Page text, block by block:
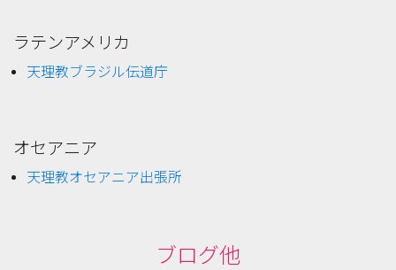
ラテンアメリカ
天理教ブラジル伝道庁
オセアニア
天理教オセアニア出張所
ブログ他